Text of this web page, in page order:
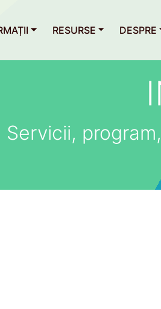
RESURSE DESPRE
Servicii,